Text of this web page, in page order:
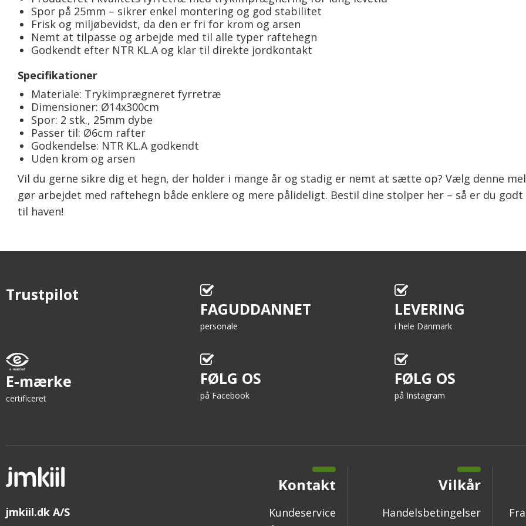
Spor på 25mm – sikrer enkel montering og god stabilitet
Frisk og miljøbevidst, da den er fri for krom og arsen
Nemt at tilpasse og arbejde med til alle typer raftehegn
Godkendt efter NTR KL.A og klar til direkte jordkontakt
Specifikationer
Materiale: Trykimprægneret fyrretræ
Dimensioner: Ø14x300cm
Spor: 2 stk., 25mm dybe
Passer til: Ø6cm rafter
Godkendelse: NTR KL.A godkendt
Uden krom og arsen
Vil du gerne sikre dig et hegn, der holder i mange år og stadig er nemt at sætte op? Vælg denne
gør arbejdet med raftehegn både enklere og mere pålideligt. Bestil dine stolper her – så er du
til haven!
Trustpilot
FAGUDDANNET
personale
LEVERING
i hele Danmark
E-mærke
certificeret
FØLG OS
på Facebook
FØLG OS
på Instagram
jmkiil.dk A/S
Kontakt
Kundeservice
Vilkår
Handelsbetingelser